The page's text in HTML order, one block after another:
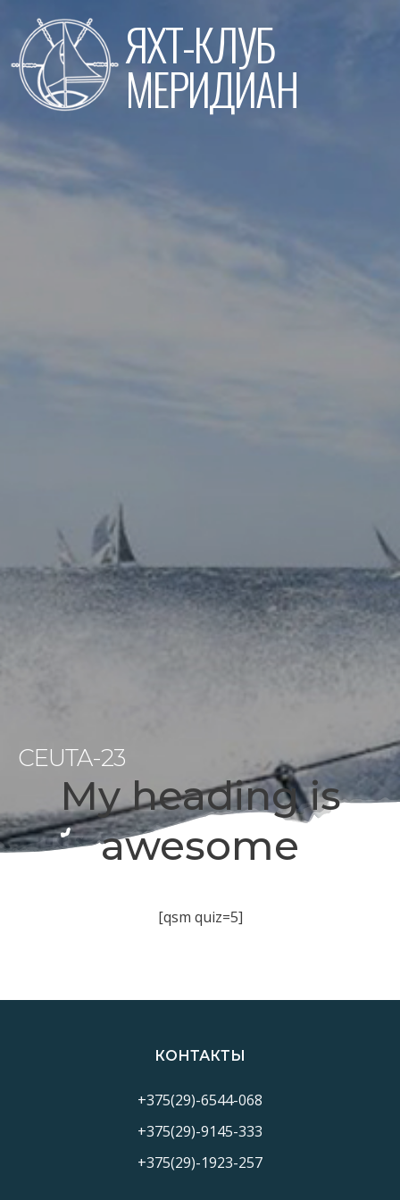
к
содержимому
ЯХТ-КЛУБ
МЕРИДИАН
CEUTA-23
My heading is
awesome
[qsm quiz=5]
КОНТАКТЫ
+375(29)-6544-068
+375(29)-9145-333
+375(29)-1923-257